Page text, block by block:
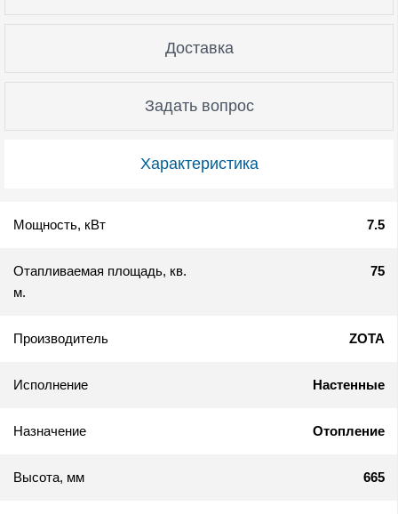
Характеристика
Доставка
Задать вопрос
Мощность, кВт 7.5
Отапливаемая площадь, кв.
м.
75
Производитель ZOTA
Исполнение Настенные
Назначение Отопление
Высота, мм 665